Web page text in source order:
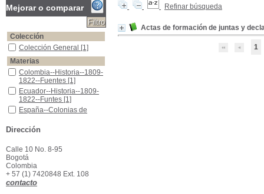
Refinar búsqueda
Actas de formación de juntas y
1
Mejorar o comparar
Colección
Colección General
Colección General [1]
Materias
Colombia--Historia--1809-1822--Fuentes
Colombia--Historia--1809-
1822--Fuentes [1]
Ecuador--Historia--1809-1822--Funtes
Ecuador--Historia--1809-
1822--Funtes [1]
España--Colonias de América--Política y gobierno--Siglo XIX
España--Colonias de
gobierno--Siglo XIX
-1809-1822--Funtes
Dirección
Calle 10 No. 8-95
Bogotá
Colombia
+ 57 (1) 7420848 Ext. 108
contacto